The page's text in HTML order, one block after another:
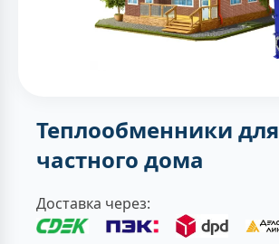
Теплообменники для
частного дома
Доставка через: